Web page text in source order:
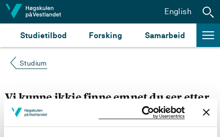
Hopp til innhald
Studietilbod Forsking Samarbeid
English
Studium
Vi kunne ikkje finne emnet du ser etter
søke opp emnet du ser etter i